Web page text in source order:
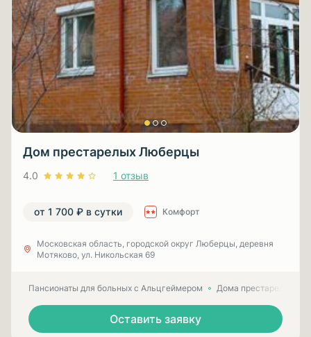
Дом престарелых Люберцы
4.0 1 отзыв
от 1 700 ₽ в сутки Комфорт
Московская область, городской округ Люберцы, деревня
Мотяково, ул. Никольская 69
Пансионаты для больных с Альцгеймером Дома престарелых
Оставить заявку